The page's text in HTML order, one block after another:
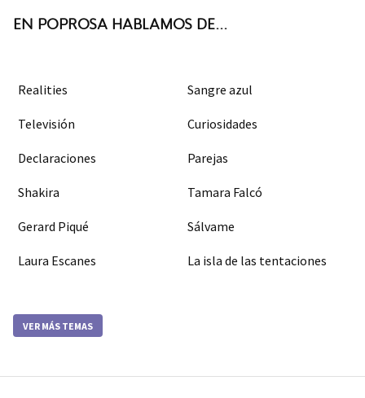
EN POPROSA HABLAMOS DE...
Realities Sangre azul
Televisión Curiosidades
Declaraciones Parejas
Shakira Tamara Falcó
Gerard Piqué Sálvame
Laura Escanes La isla de las tentaciones
VER MÁS TEMAS